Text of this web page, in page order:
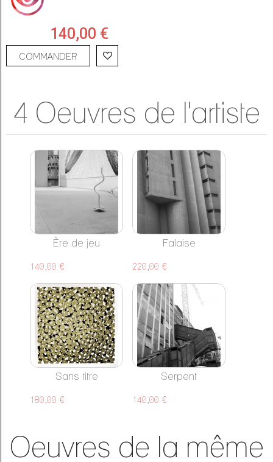
140,00 €
COMMANDER
4 Oeuvres de l'artiste
Ère de jeu
140,00 €
Falaise
220,00 €
Sans titre
180,00 €
Serpent
140,00 €
Oeuvres de la même